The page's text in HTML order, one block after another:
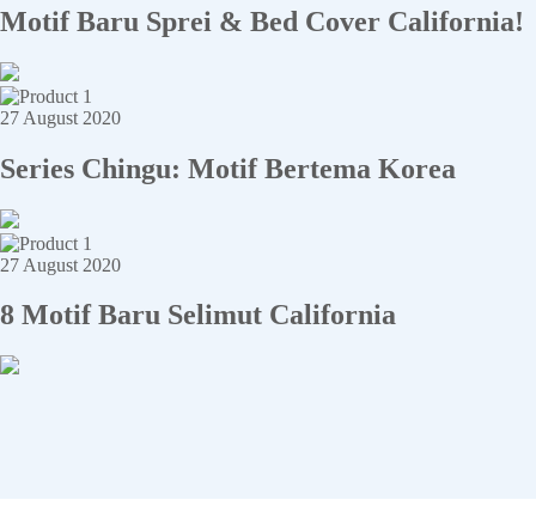
Motif Baru Sprei & Bed Cover California!
27 August 2020
Series Chingu: Motif Bertema Korea
27 August 2020
8 Motif Baru Selimut California